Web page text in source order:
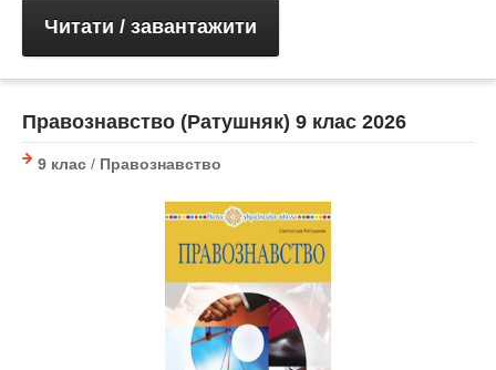
Читати / завантажити
Правознавство (Ратушняк) 9 клас 2026
9 клас / Правознавство